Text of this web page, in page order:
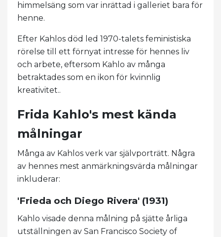
himmelsäng som var inrättad i galleriet bara för
henne.
Efter Kahlos död led 1970-talets feministiska
rörelse till ett förnyat intresse för hennes liv
och arbete, eftersom Kahlo av många
betraktades som en ikon för kvinnlig
kreativitet..
Frida Kahlo's mest kända
målningar
Många av Kahlos verk var självporträtt. Några
av hennes mest anmärkningsvärda målningar
inkluderar:
'Frieda och Diego Rivera' (1931)
Kahlo visade denna målning på sjätte årliga
utställningen av San Francisco Society of